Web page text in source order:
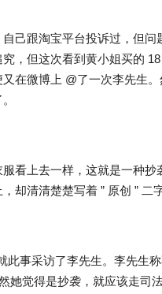
己跟淘宝平台投诉过，但问
，但这次看到黄小姐买的
在微博上 @了一次李先生
看上去一样，这就是一种抄
，却清清楚楚写着 ” 原创 ”
此事采访了李先生。李先生
她觉得是抄袭，就应该走司